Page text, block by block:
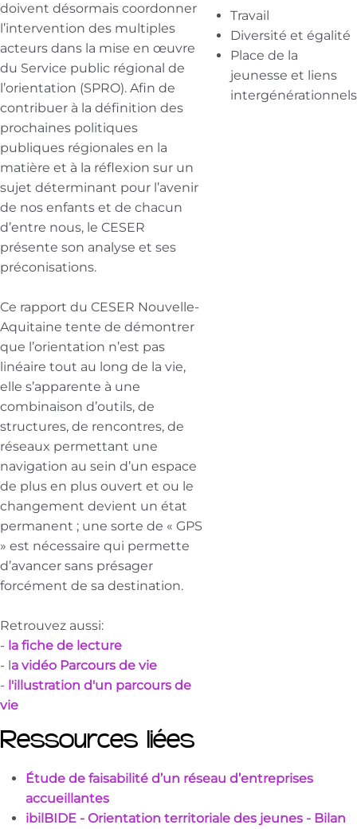
doivent désormais coordonner
l’intervention des multiples
acteurs dans la mise en œuvre
du Service public régional de
l’orientation (SPRO). Afin de
contribuer à la définition des
prochaines politiques
publiques régionales en la
matière et à la réflexion sur un
sujet déterminant pour l’avenir
de nos enfants et de chacun
d’entre nous, le CESER
présente son analyse et ses
préconisations.
Ce rapport du CESER Nouvelle-
Aquitaine tente de démontrer
que l’orientation n’est pas
linéaire tout au long de la vie,
elle s’apparente à une
combinaison d’outils, de
structures, de rencontres, de
réseaux permettant une
navigation au sein d’un espace
de plus en plus ouvert et ou le
changement devient un état
permanent ; une sorte de « GPS
» est nécessaire qui permette
d’avancer sans présager
forcément de sa destination.
Retrouvez aussi:
- la fiche de lecture
- la vidéo Parcours de vie
- l'illustration d'un parcours de
vie
Travail
Diversité et égalité
Place de la
jeunesse et liens
intergénérationnels
Ressources liées
Étude de faisabilité d’un réseau d’entreprises
accueillantes
ibilBIDE - Orientation territoriale des jeunes - Bilan